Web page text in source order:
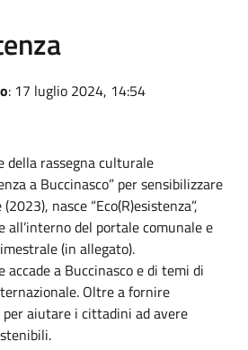
: 17 luglio 2024, 14:54
della rassegna culturale
a Buccinasco” per sensibilizzare
nasce “Eco(R)esistenza”,
all’interno del portale comunale e
(in allegato).
accade a Buccinasco e di temi di
Oltre a fornire
aiutare i cittadini ad avere